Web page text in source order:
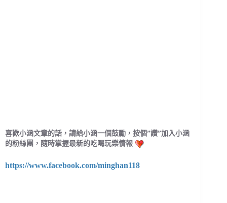
喜歡小涵文章的話，請給小涵一個鼓勵，按個”讚”加入小涵
的粉絲團，隨時掌握最新的吃喝玩樂情報
https://www.facebook.com/minghan118